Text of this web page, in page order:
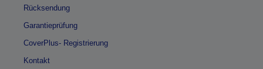
Rücksendung
Garantieprüfung
CoverPlus- Registrierung
Kontakt